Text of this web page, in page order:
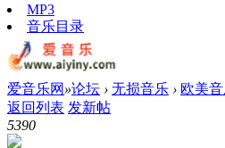
MP3
音乐目录
爱音乐网 »论坛 › 无损音乐 › 欧美
返回列表 发新帖
5390